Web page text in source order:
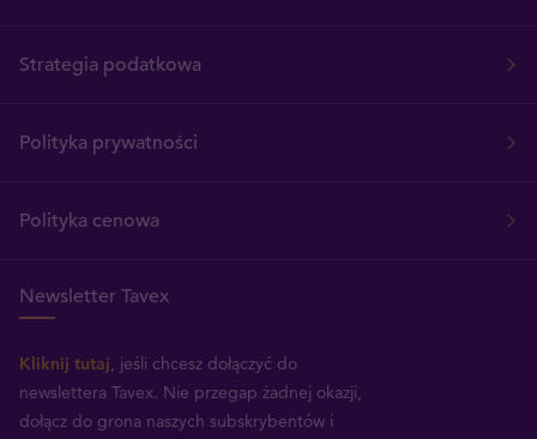
Strategia podatkowa
Polityka prywatności
Polityka cenowa
Newsletter Tavex
Kliknij tutaj , jeśli chcesz dołączyć do
newslettera Tavex. Nie przegap żadnej okazji,
dołącz do grona naszych subskrybentów i